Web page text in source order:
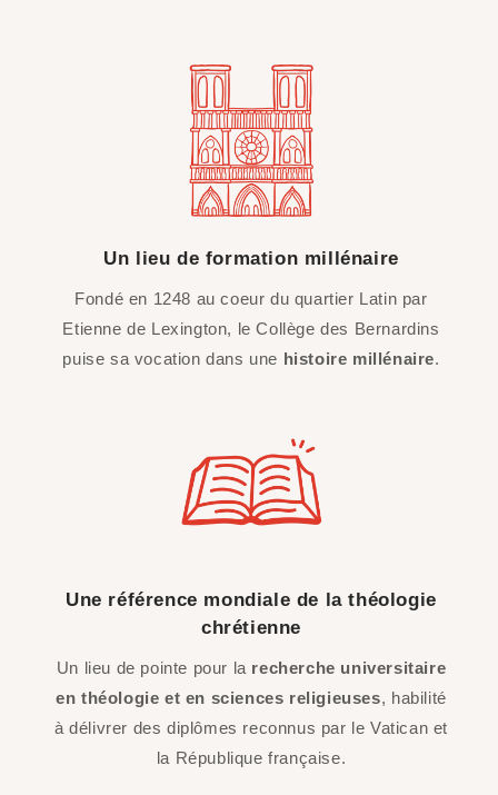
Un lieu de formation millénaire
Fondé en 1248 au coeur du quartier Latin par
Etienne de Lexington, le Collège des Bernardins
puise sa vocation dans une histoire millénaire.
Une référence mondiale de la théologie
chrétienne
Un lieu de pointe pour la recherche universitaire
en théologie et en sciences religieuses, habilité
à délivrer des diplômes reconnus par le Vatican et
la République française.